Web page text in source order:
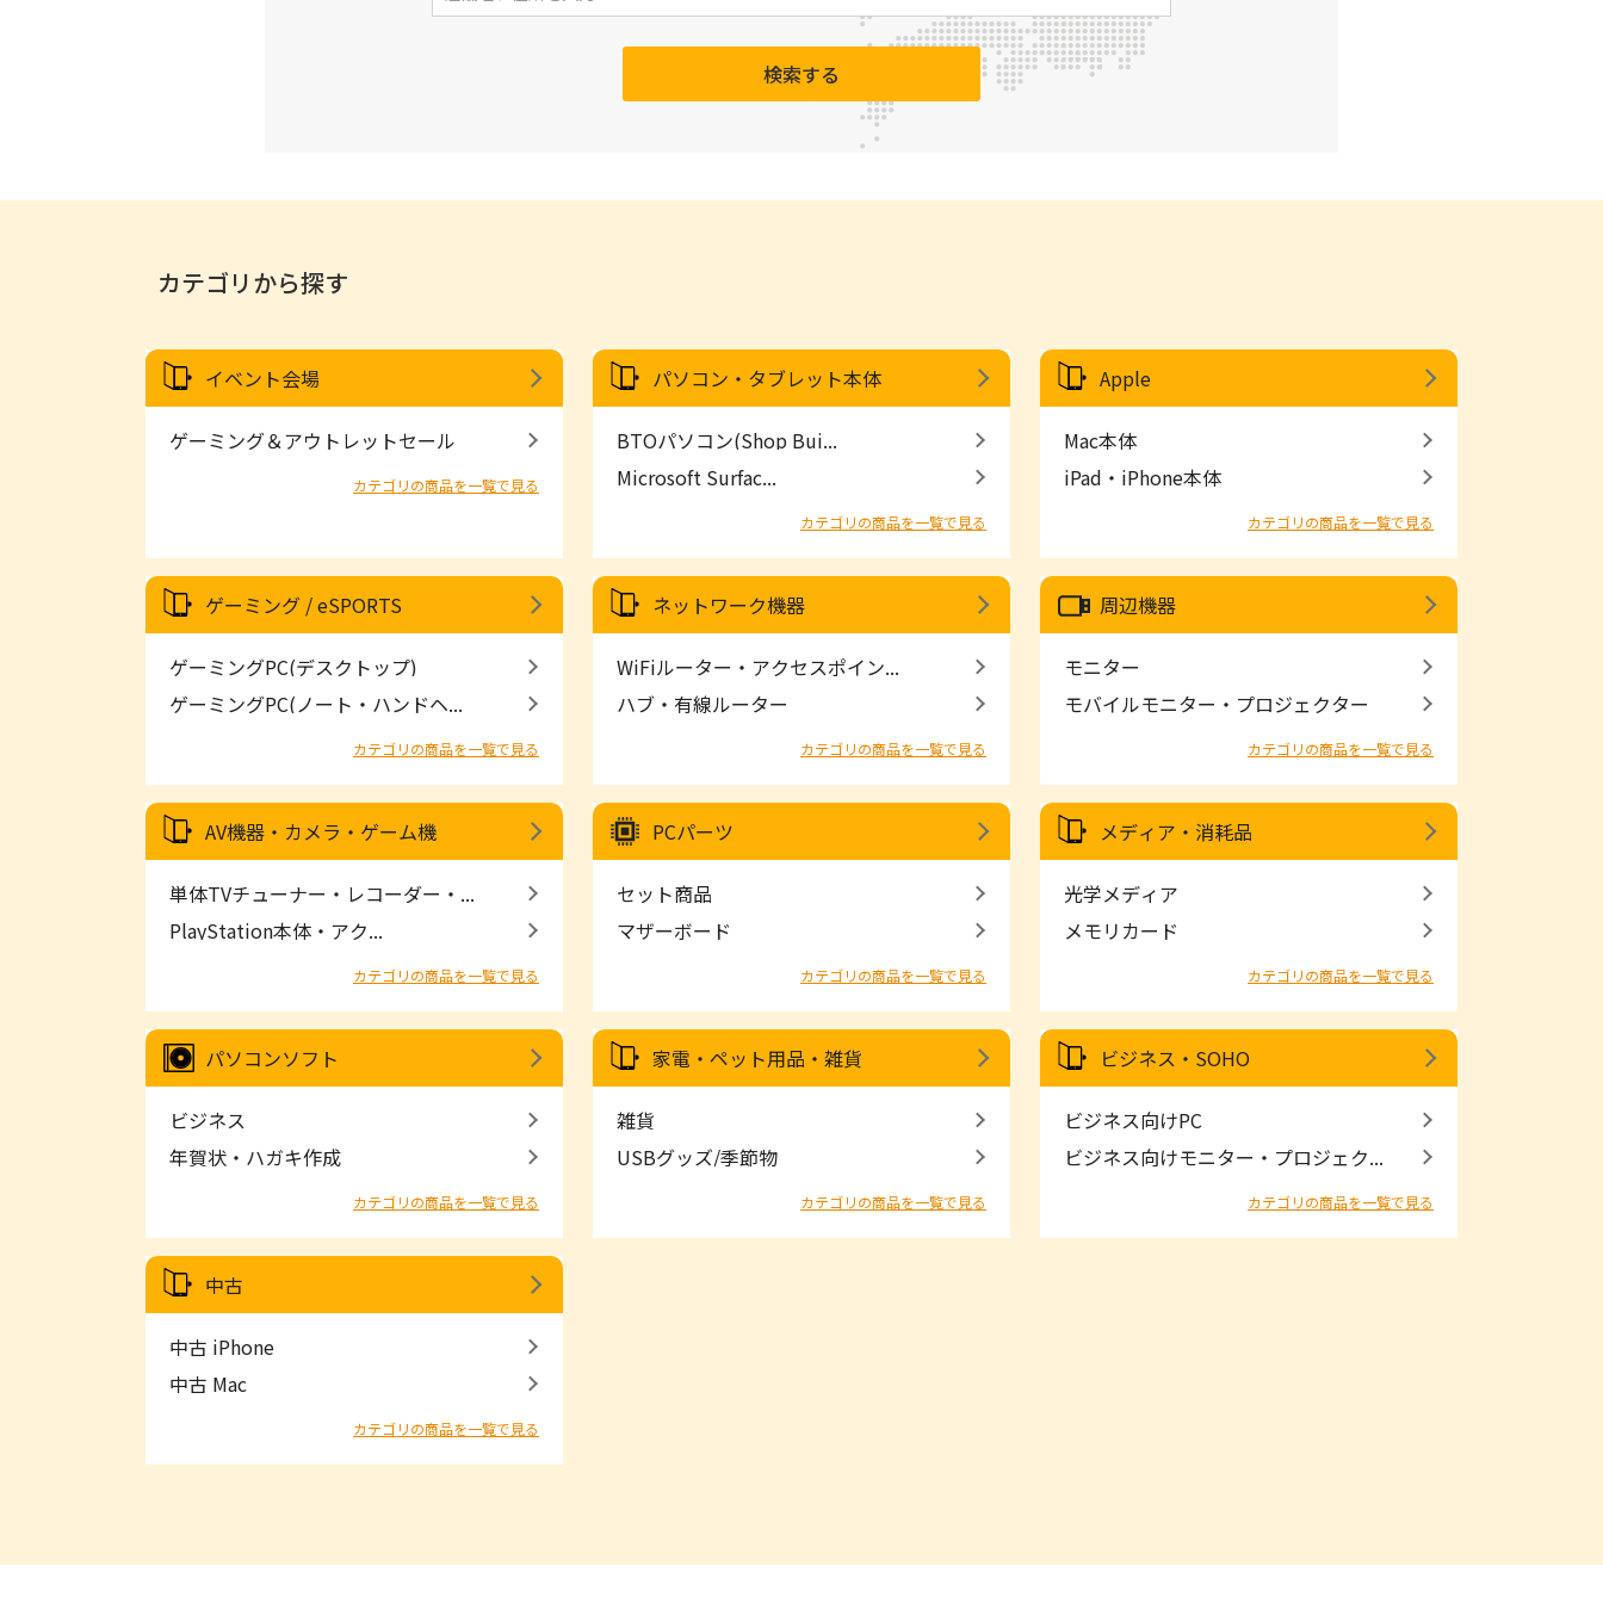
検索する
カテゴリから探す
イベント会場
ゲーミング＆アウトレットセール
カテゴリの商品を一覧で見る
パソコン・タブレット本体
BTOパソコン(Shop Bui...
Microsoft Surfac...
カテゴリの商品を一覧で見る
Apple
Mac本体
iPad・iPhone本体
カテゴリの商品を一覧で見る
ゲーミング / eSPORTS
ゲーミングPC(デスクトップ)
ゲーミングPC(ノート・ハンドヘ...
カテゴリの商品を一覧で見る
ネットワーク機器
WiFiルーター・アクセスポイン...
ハブ・有線ルーター
カテゴリの商品を一覧で見る
周辺機器
モニター
モバイルモニター・プロジェクター
カテゴリの商品を一覧で見る
AV機器・カメラ・ゲーム機
単体TVチューナー・レコーダー・...
PlayStation本体・アク...
カテゴリの商品を一覧で見る
PCパーツ
セット商品
マザーボード
カテゴリの商品を一覧で見る
メディア・消耗品
光学メディア
メモリカード
カテゴリの商品を一覧で見る
パソコンソフト
ビジネス
年賀状・ハガキ作成
カテゴリの商品を一覧で見る
家電・ペット用品・雑貨
雑貨
USBグッズ/季節物
カテゴリの商品を一覧で見る
ビジネス・SOHO
ビジネス向けPC
ビジネス向けモニター・プロジェク...
カテゴリの商品を一覧で見る
中古
中古 iPhone
中古 Mac
カテゴリの商品を一覧で見る